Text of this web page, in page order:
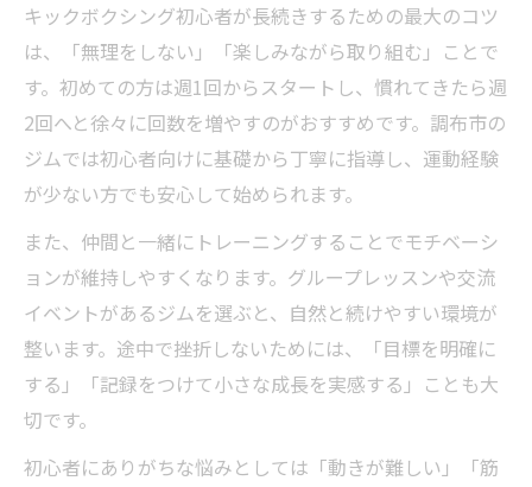
キックボクシング初心者が長続きするための最大のコツ
は、「無理をしない」「楽しみながら取り組む」ことで
す。初めての方は週1回からスタートし、慣れてきたら週
2回へと徐々に回数を増やすのがおすすめです。調布市の
ジムでは初心者向けに基礎から丁寧に指導し、運動経験
が少ない方でも安心して始められます。
また、仲間と一緒にトレーニングすることでモチベーシ
ョンが維持しやすくなります。グループレッスンや交流
イベントがあるジムを選ぶと、自然と続けやすい環境が
整います。途中で挫折しないためには、「目標を明確に
する」「記録をつけて小さな成長を実感する」ことも大
切です。
初心者にありがちな悩みとしては「動きが難しい」「筋